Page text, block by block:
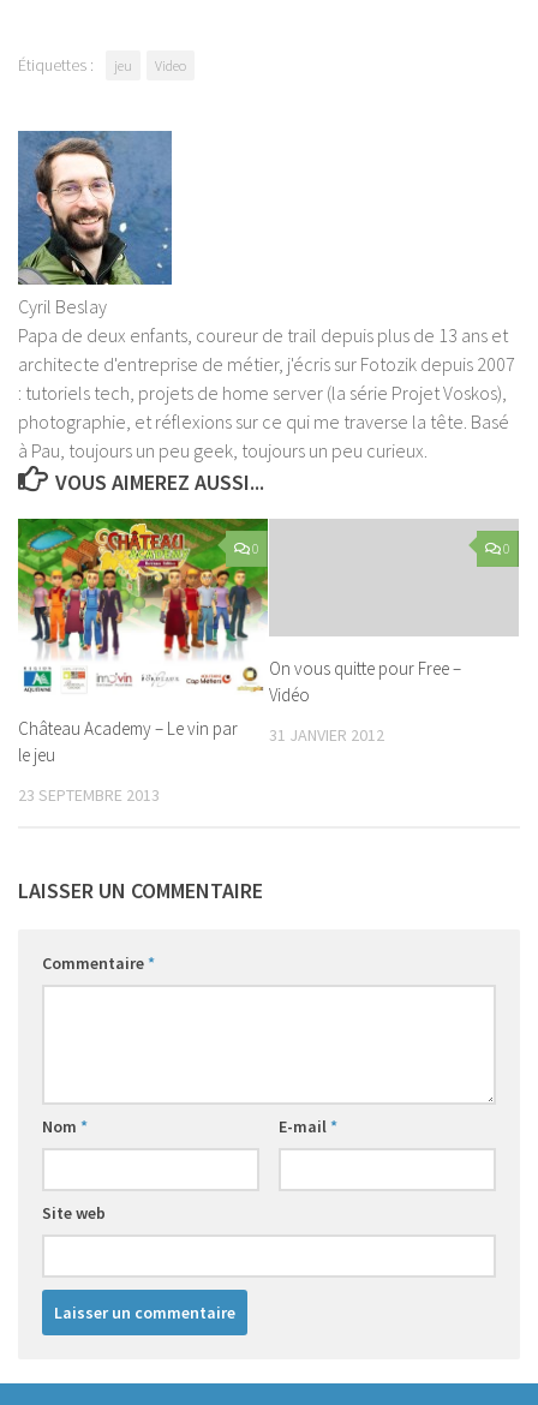
Étiquettes : jeu Video
Cyril Beslay
Papa de deux enfants, coureur de trail depuis plus de 13 ans et
architecte d'entreprise de métier, j'écris sur Fotozik depuis 2007
: tutoriels tech, projets de home server (la série Projet Voskos),
photographie, et réflexions sur ce qui me traverse la tête. Basé
à Pau, toujours un peu geek, toujours un peu curieux.
VOUS AIMEREZ AUSSI...
0
Château Academy – Le vin par
le jeu
23 SEPTEMBRE 2013
0
On vous quitte pour Free –
Vidéo
31 JANVIER 2012
LAISSER UN COMMENTAIRE
Commentaire*
Nom * E-mail*
Site web